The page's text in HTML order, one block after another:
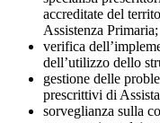
accreditate del
Assistenza Primaria;
verifica
dell’utilizzo dello
gestione delle
prescrittivi di
sorveglianza sulla